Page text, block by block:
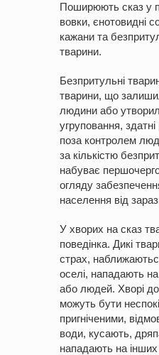
Поширюють сказ у
вовки, єнотовидні
кажани та
тварини.
Безпритульні
тварини, що
людини або
угруповання,
поза контролем
за кількістю
набуває
огляду
населення від
У хворих на сказ
поведінка. Дикі
страх,
оселі, нападають
або людей. Хворі
можуть бути
пригніченими,
води, кусають,
нападають на